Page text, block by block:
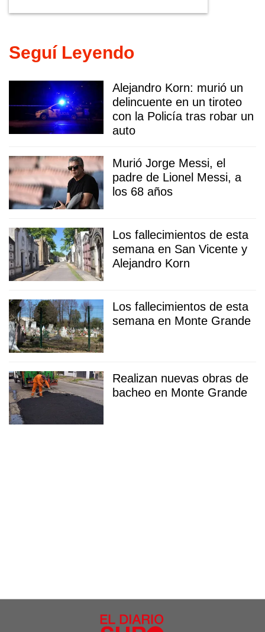
Seguí Leyendo
Alejandro Korn: murió un
delincuente en un tiroteo
con la Policía tras robar un
auto
Murió Jorge Messi, el
padre de Lionel Messi, a
los 68 años
Los fallecimientos de esta
semana en San Vicente y
Alejandro Korn
Los fallecimientos de esta
semana en Monte Grande
Realizan nuevas obras de
bacheo en Monte Grande